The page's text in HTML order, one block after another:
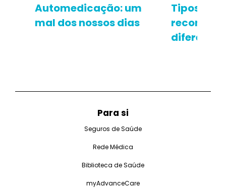
Automedicação: um
mal dos nossos dias
Tipos de
Para si
Seguros de Saúde
Rede Médica
Biblioteca de Saúde
myAdvanceCare